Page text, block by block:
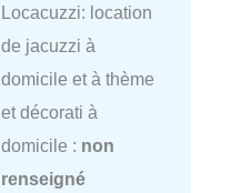
Locacuzzi: location
de jacuzzi à
domicile et à thème
et décorati à
domicile : non
renseigné